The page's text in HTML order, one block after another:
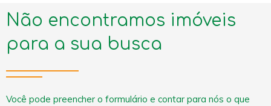
Não encontramos imóveis
para a sua busca
Você pode preencher o formulário e contar para nós o que